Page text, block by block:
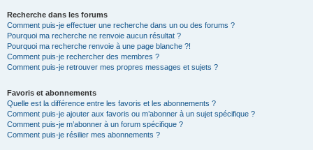
Recherche dans les forums
Comment puis-je effectuer une recherche dans un ou des forums ?
Pourquoi ma recherche ne renvoie aucun résultat ?
Pourquoi ma recherche renvoie à une page blanche ?!
Comment puis-je rechercher des membres ?
Comment puis-je retrouver mes propres messages et sujets ?
Favoris et abonnements
Quelle est la différence entre les favoris et les abonnements ?
Comment puis-je ajouter aux favoris ou m’abonner à un sujet spécifique ?
Comment puis-je m’abonner à un forum spécifique ?
Comment puis-je résilier mes abonnements ?